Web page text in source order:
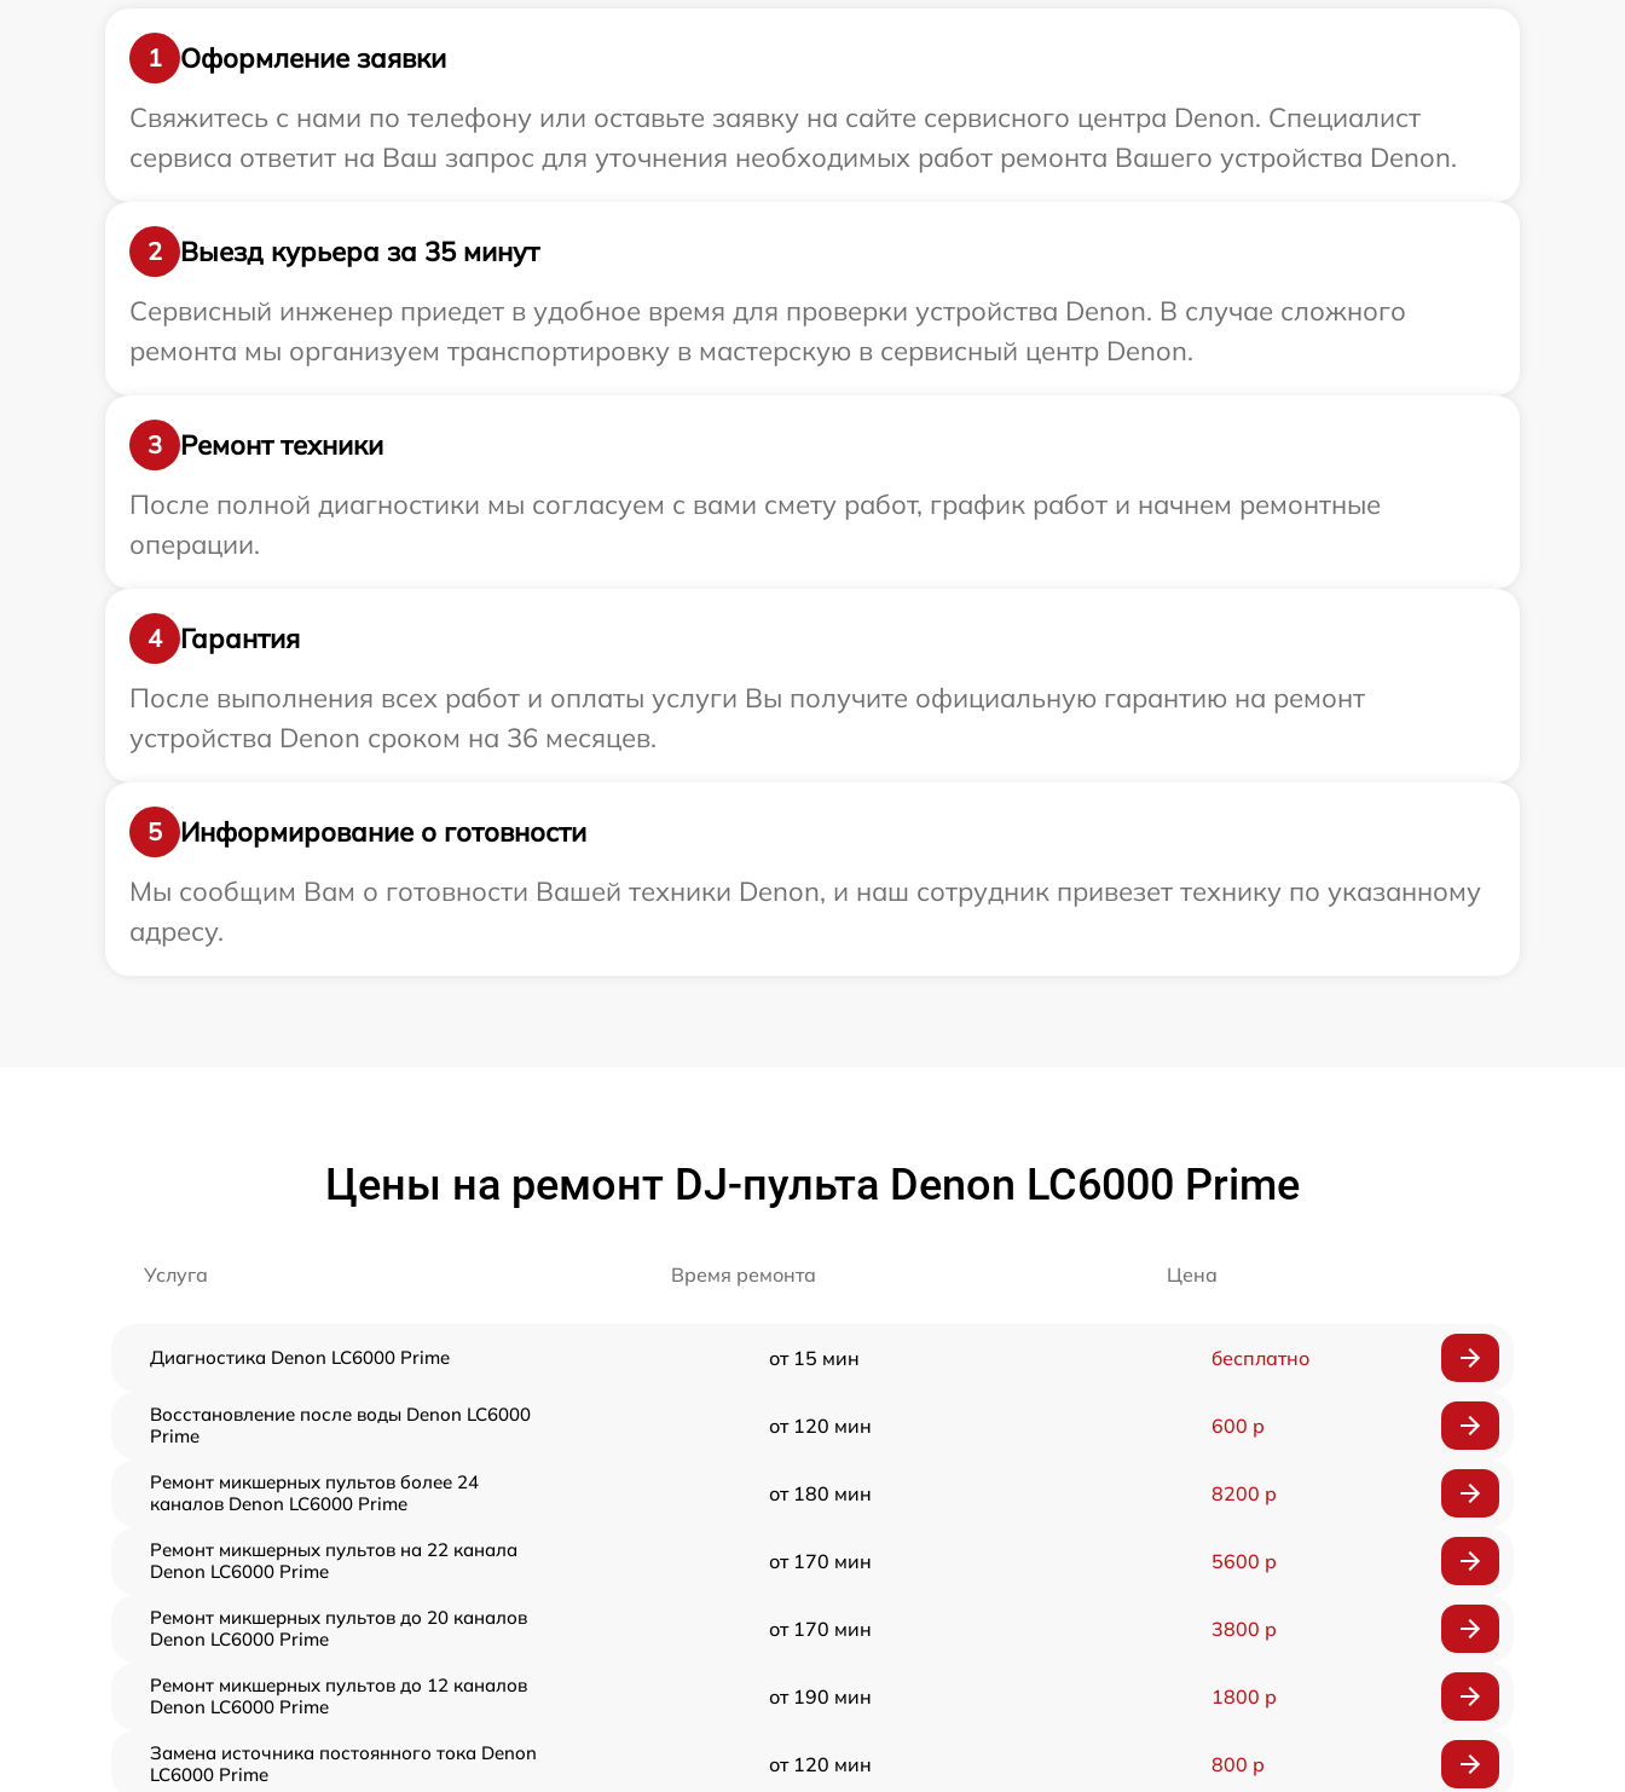
1
Оформление заявки
Свяжитесь с нами по телефону или оставьте заявку на сайте сервисного центра Denon. Специалист
сервиса ответит на Ваш запрос для уточнения необходимых работ ремонта Вашего устройства Denon.
2
Выезд курьера за 35 минут
Сервисный инженер приедет в удобное время для проверки устройства Denon. В случае сложного
ремонта мы организуем транспортировку в мастерскую в сервисный центр Denon.
3
Ремонт техники
После полной диагностики мы согласуем с вами смету работ, график работ и начнем ремонтные
операции.
4
Гарантия
После выполнения всех работ и оплаты услуги Вы получите официальную гарантию на ремонт
устройства Denon сроком на 36 месяцев.
5
Информирование о готовности
Мы сообщим Вам о готовности Вашей техники Denon, и наш сотрудник привезет технику по указанному
адресу.
Цены на ремонт DJ-пульта Denon LC6000 Prime
Услуга Время ремонта Цена
Диагностика Denon LC6000 Prime от 15 мин бесплатно
Восстановление после воды Denon LC6000
Prime
от 120 мин 600 р
Ремонт микшерных пультов более 24
каналов Denon LC6000 Prime
от 180 мин 8200 р
Ремонт микшерных пультов на 22 канала
Denon LC6000 Prime
от 170 мин 5600 р
Ремонт микшерных пультов до 20 каналов
Denon LC6000 Prime
от 170 мин 3800 р
Ремонт микшерных пультов до 12 каналов
Denon LC6000 Prime
от 190 мин 1800 р
Замена источника постоянного тока Denon
LC6000 Prime
от 120 мин 800 р